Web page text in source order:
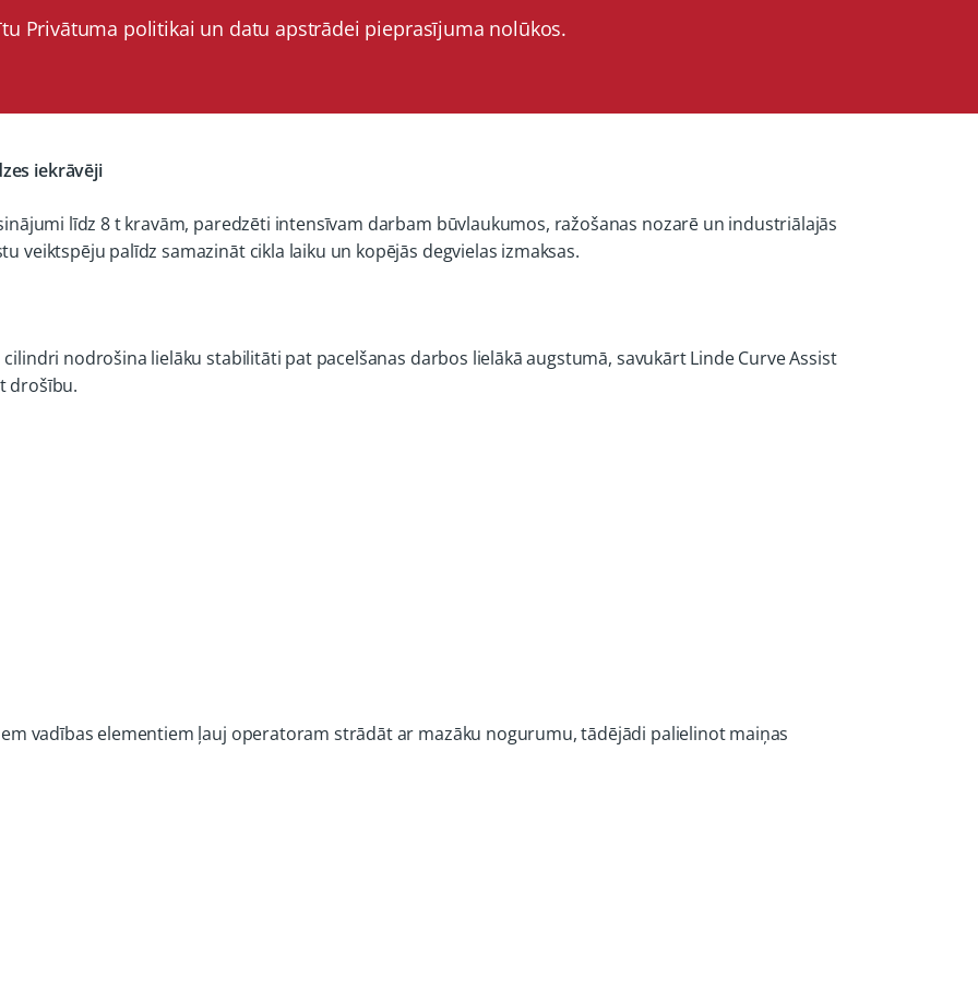
Privātuma politikai un datu apstrādei pieprasījuma nolūkos.
iekrāvēji
līdz 8 t kravām, paredzēti intensīvam darbam būvlaukumos, ražošanas nozarē un industriālajās
veiktspēju palīdz samazināt cikla laiku un kopējās degvielas izmaksas.
nodrošina lielāku stabilitāti pat pacelšanas darbos lielākā augstumā, savukārt Linde Curve Assist
drošību.
vadības elementiem ļauj operatoram strādāt ar mazāku nogurumu, tādējādi palielinot maiņas